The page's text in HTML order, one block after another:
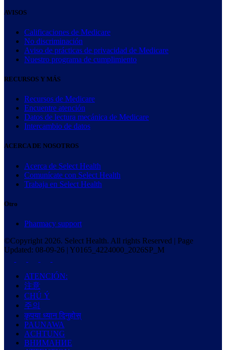
AVISOS
Calificaciones de Medicare
No discriminación
Aviso de prácticas de privacidad de Medicare
Nuestro programa de cumplimiento
RECURSOS Y MÁS
Recursos de Medicare
Encuentre atención
Datos de lectura mecánica de Medicare
Intercambio de datos
ACERCA DE NOSOTROS
Acerca de Select Health
Comunícate con Select Health
Trabaja en Select Health
Otro
Pharmacy support
©Copyright 2026. Select Health. All rights Reserved | Page
Updated: 08-09-26 | Y0165_4224000_2026SP_M
ATENCIÓN:
注意
CHÚ Ý
주의
कृपया ध्यान दिनुहोस्
PAUNAWA
ACHTUNG
ВНИМАНИЕ